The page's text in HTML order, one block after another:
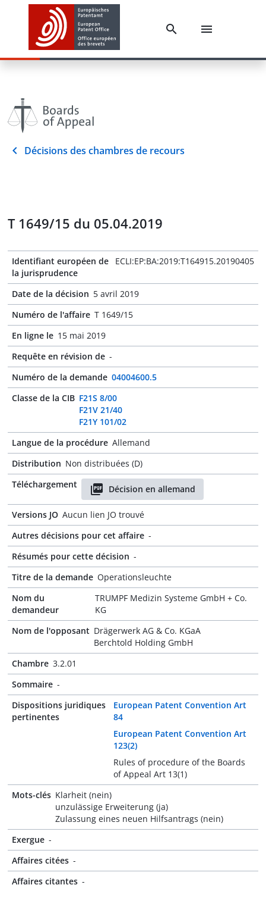
Décisions des chambres de recours
T 1649/15 du 05.04.2019
Identifiant européen de
la jurisprudence
ECLI:EP:BA:2019:T164915.20190405
Date de la décision 5 avril 2019
Numéro de l'affaire T 1649/15
En ligne le 15 mai 2019
Requête en révision de -
Numéro de la demande 04004600.5
Classe de la CIB F21S 8/00
F21V 21/40
F21Y 101/02
Langue de la procédure Allemand
Distribution Non distribuées (D)
Téléchargement
Décision en allemand
Versions JO Aucun lien JO trouvé
Autres décisions pour cet affaire -
Résumés pour cette décision -
Titre de la demande Operationsleuchte
Nom du
demandeur
TRUMPF Medizin Systeme GmbH + Co.
KG
Nom de l'opposant Drägerwerk AG & Co. KGaA
Berchtold Holding GmbH
Chambre 3.2.01
Sommaire -
Dispositions juridiques
pertinentes
European Patent Convention Art
84
European Patent Convention Art
123(2)
Rules of procedure of the Boards
of Appeal Art 13(1)
Mots-clés Klarheit (nein)
unzulässige Erweiterung (ja)
Zulassung eines neuen Hilfsantrags (nein)
Exergue -
Affaires citées -
Affaires citantes -